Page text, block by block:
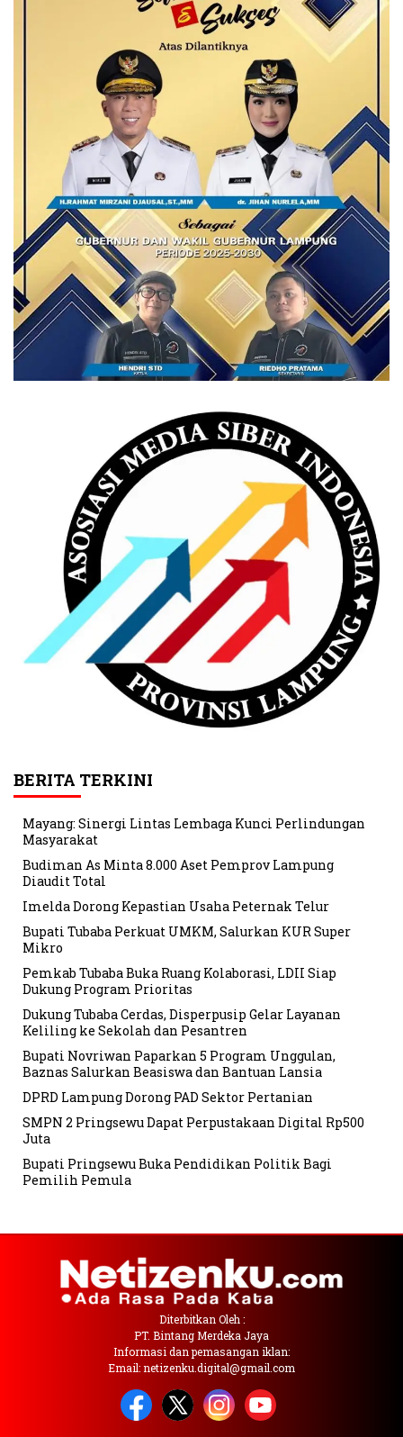
BERITA TERKINI
Mayang: Sinergi Lintas Lembaga Kunci Perlindungan
Masyarakat
Budiman As Minta 8.000 Aset Pemprov Lampung
Diaudit Total
Imelda Dorong Kepastian Usaha Peternak Telur
Bupati Tubaba Perkuat UMKM, Salurkan KUR Super
Mikro
Pemkab Tubaba Buka Ruang Kolaborasi, LDII Siap
Dukung Program Prioritas
Dukung Tubaba Cerdas, Disperpusip Gelar Layanan
Keliling ke Sekolah dan Pesantren
Bupati Novriwan Paparkan 5 Program Unggulan,
Baznas Salurkan Beasiswa dan Bantuan Lansia
DPRD Lampung Dorong PAD Sektor Pertanian
SMPN 2 Pringsewu Dapat Perpustakaan Digital Rp500
Juta
Bupati Pringsewu Buka Pendidikan Politik Bagi
Pemilih Pemula
Diterbitkan Oleh :
PT. Bintang Merdeka Jaya
Informasi dan pemasangan iklan:
Email: netizenku.digital@gmail.com